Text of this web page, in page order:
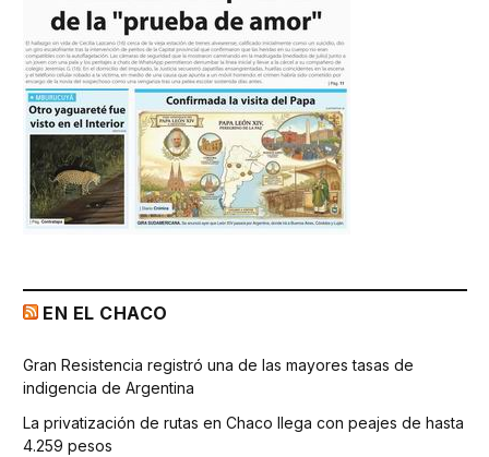
EN EL CHACO
Gran Resistencia registró una de las mayores tasas de
indigencia de Argentina
La privatización de rutas en Chaco llega con peajes de hasta
4.259 pesos